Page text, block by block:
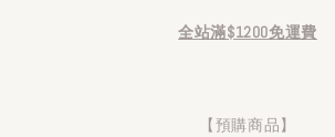
全站滿$1200免運費
【預購商品】